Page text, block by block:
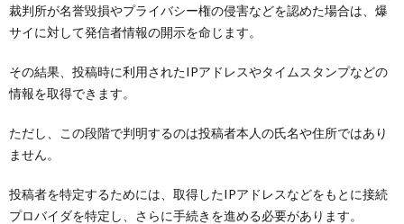
裁判所が名誉毀損やプライバシー権の侵害などを認めた場合は、爆
サイに対して発信者情報の開示を命じます。
その結果、投稿時に利用されたIPアドレスやタイムスタンプなどの
情報を取得できます。
ただし、この段階で判明するのは投稿者本人の氏名や住所ではあり
ません。
投稿者を特定するためには、取得したIPアドレスなどをもとに接続
プロバイダを特定し、さらに手続きを進める必要があります。